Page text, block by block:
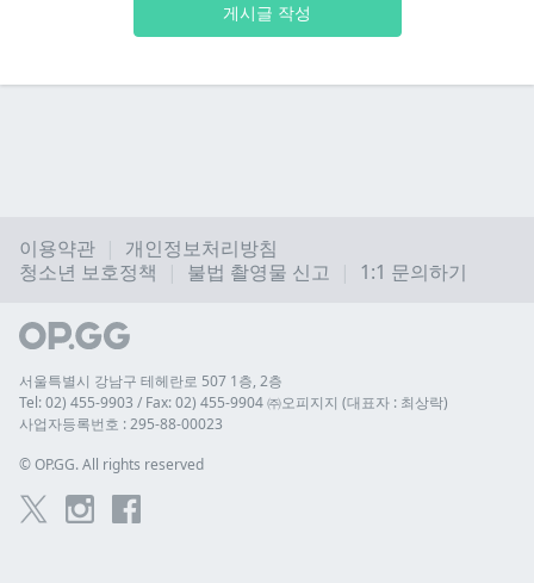
게시글 작성
이용약관
개인정보처리방침
청소년 보호정책
불법 촬영물 신고 1:1 문의하기
서울특별시 강남구 테헤란로 507 1층, 2층
Tel: 02) 455-9903 / Fax: 02) 455-9904 ㈜오피지지 (대표자 : 최상락)
사업자등록번호 : 295-88-00023
© OP.GG. All rights reserved